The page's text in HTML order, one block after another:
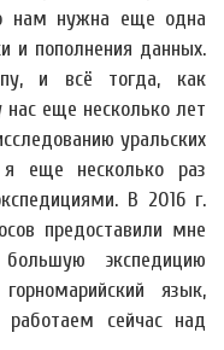
нам нужна еще одна
и пополнения данных.
и всё тогда, как
еще несколько лет
уральских
еще несколько раз
В 2016 г.
предоставили мне
экспедицию
язык,
сейчас над